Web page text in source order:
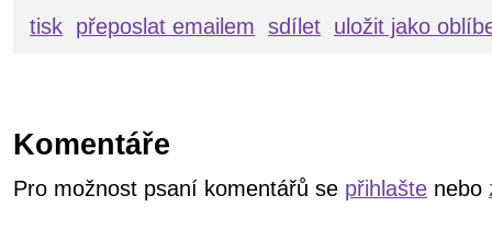
tisk přeposlat emailem sdílet uložit jako
Komentáře
Pro možnost psaní komentářů se přihlašte nebo